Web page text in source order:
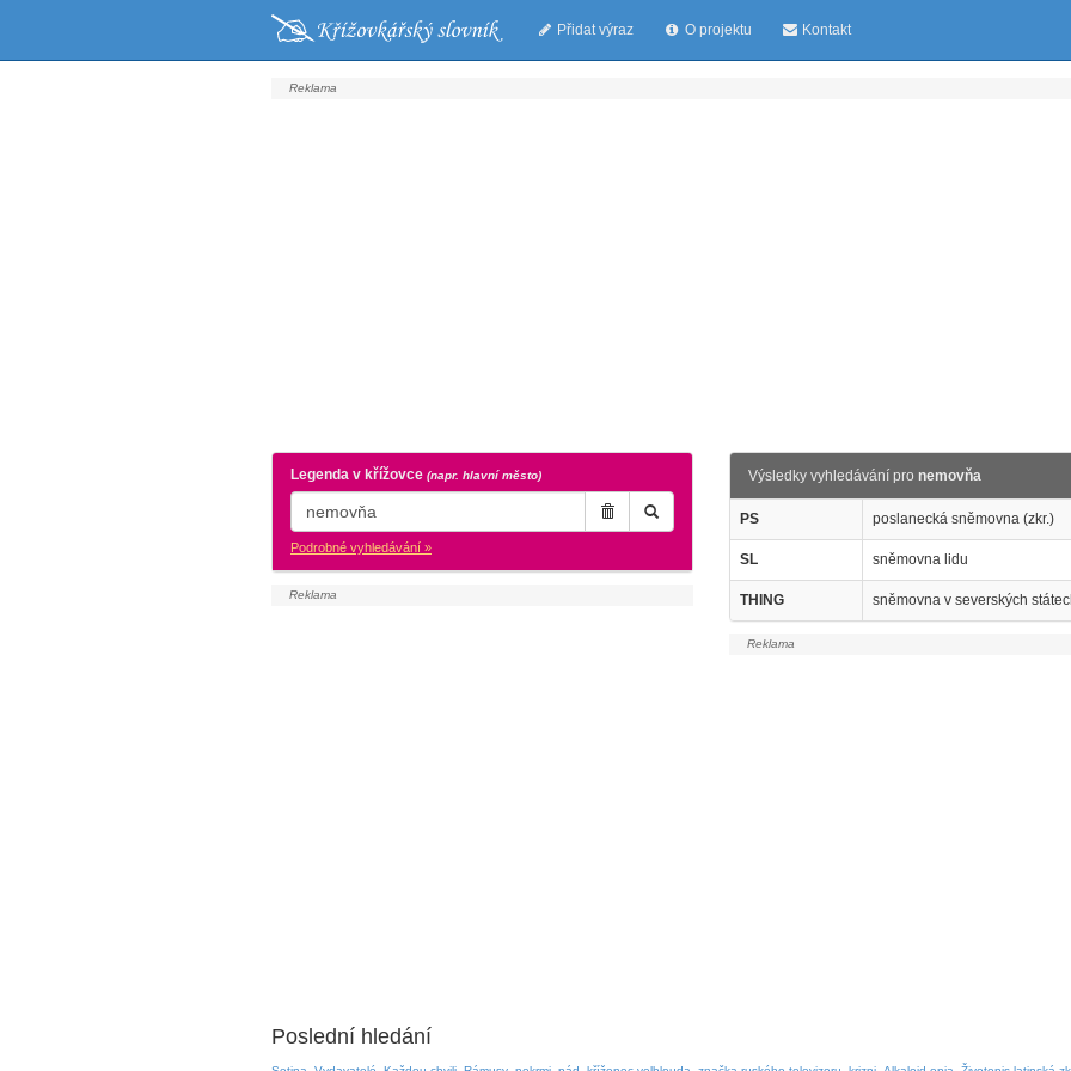
Přidat výraz O projektu Kontakt
Legenda v křížovce (napr. hlavní město)
Podrobné vyhledávání »
Výsledky vyhledávání pronemovňa
PS poslanecká sněmovna (zkr.)
SL sněmovna lidu
THING sněmovna v severských
Poslední hledání